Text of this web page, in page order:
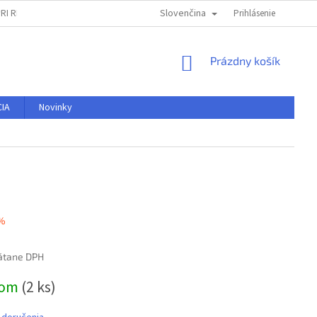
REKLAMÁCII OBCHODNÉ PODMIENKY PODMIENKY OCHRANY
Slovenčina Prihlásenie
NÁKUPNÝ
Prázdny košík
Novinky
DPH
(2 ks)